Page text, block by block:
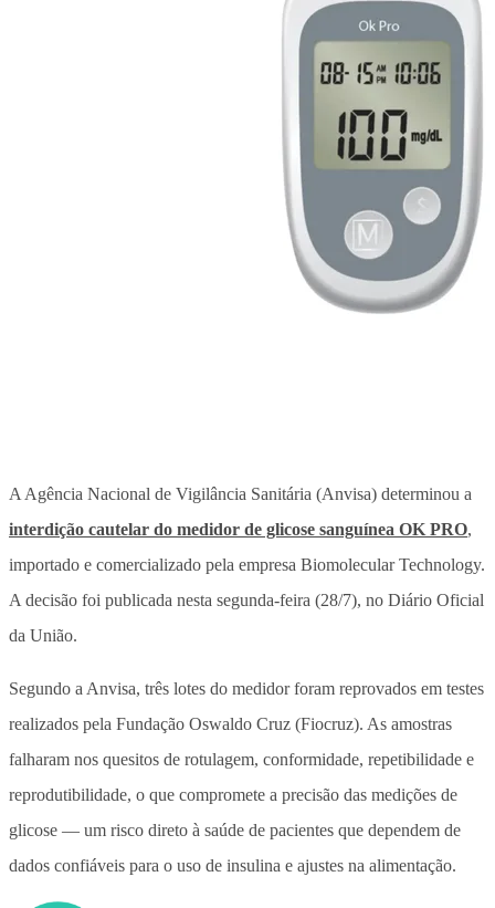
A Agência Nacional de Vigilância Sanitária (Anvisa) determinou a
interdição cautelar do medidor de glicose sanguínea OK PRO,
importado e comercializado pela empresa Biomolecular Technology.
A decisão foi publicada nesta segunda-feira (28/7), no Diário Oficial
da União.
Segundo a Anvisa, três lotes do medidor foram reprovados em testes
realizados pela Fundação Oswaldo Cruz (Fiocruz). As amostras
falharam nos quesitos de rotulagem, conformidade, repetibilidade e
reprodutibilidade, o que compromete a precisão das medições de
glicose — um risco direto à saúde de pacientes que dependem de
dados confiáveis para o uso de insulina e ajustes na alimentação.